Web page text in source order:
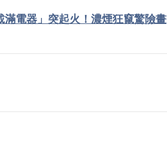
滿電器」突起火！濃煙狂竄驚險畫